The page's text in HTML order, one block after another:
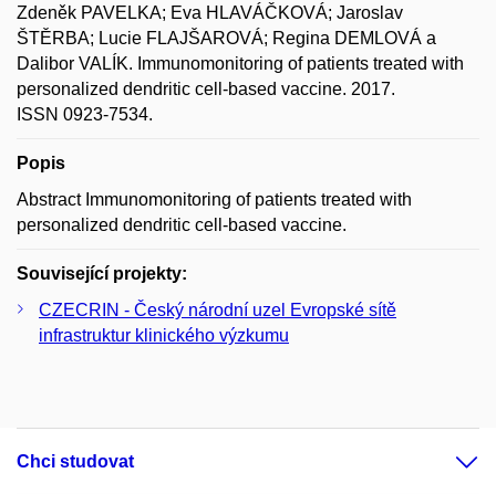
Zdeněk PAVELKA; Eva HLAVÁČKOVÁ; Jaroslav
ŠTĚRBA; Lucie FLAJŠAROVÁ; Regina DEMLOVÁ a
Dalibor VALÍK. Immunomonitoring of patients treated with
personalized dendritic cell-based vaccine. 2017.
ISSN 0923-7534.
Popis
Abstract Immunomonitoring of patients treated with
personalized dendritic cell-based vaccine.
Související projekty:
CZECRIN - Český národní uzel Evropské sítě
infrastruktur klinického výzkumu
Chci studovat